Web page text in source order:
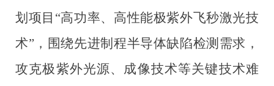
划项目“高功率、高性能极紫外飞秒激光技
术”，围绕先进制程半导体缺陷检测需求，
攻克极紫外光源、成像技术等关键技术难